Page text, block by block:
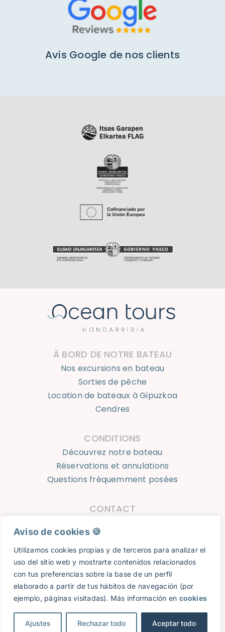
Aviso de cookies 🍪​
Utilizamos cookies propias y de terceros para analizar el
uso del sitio web y mostrarte contenidos relacionados
con tus preferencias sobre la base de un perfil
elaborado a partir de tus hábitos de navegación (por
ejemplo, páginas visitadas). Más información en cookies
Ajustes Rechazar todo Aceptar todo
Avis Google de nos clients
À BORD DE NOTRE BATEAU
Nos excursions en bateau
Sorties de pêche
Location de bateaux à Gipuzkoa
Cendres
CONDITIONS
Découvrez notre bateau
Réservations et annulations
Questions fréquemment posées
CONTACT
info@oceantourshondarribia.com
Ocean Tours Hondarribia © 2023 |Avis légal|Politique de
confidentialité|Cookies|Réservations et annulations
Conception web:8imedia